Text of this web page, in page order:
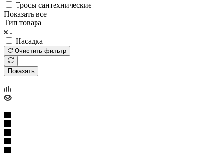
Тросы сантехнические
Показать все
Тип товара
Насадка
Очистить фильтр
Показать